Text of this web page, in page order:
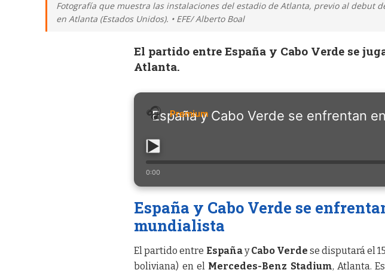
Fotografía que muestra las instalaciones del estadio de Atlanta, previo al debut
en Atlanta (Estados Unidos). • EFE/ Alberto Boal
El partido entre España y Cabo Verde se
Atlanta.
España y Cabo Verde se enfrentan
0:00
España y Cabo Verde se
mundialista
El partido entre EspañayCabo Verde se disputará el
boliviana) en el Mercedes-Benz Stadium, Atlanta.